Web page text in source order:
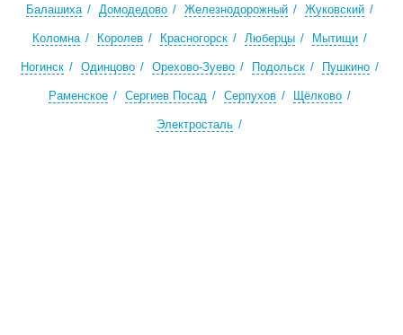
Балашиха Домодедово Железнодорожный Жуковский
Коломна Королев Красногорск Люберцы Мытищи
Ногинск Одинцово Орехово-Зуево Подольск Пушкино
Раменское Сергиев Посад Серпухов Щёлково
Электросталь